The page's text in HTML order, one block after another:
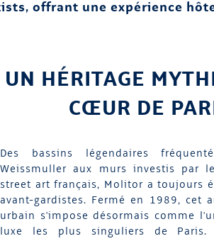
offrant une expérience
UN HÉRITAGE
CŒUR DE
Des bassins légendaires
Weissmuller aux murs investis par
street art français, Molitor a toujours
avant-gardistes. Fermé en 1989, cet
urbain s'impose désormais comme
luxe les plus singuliers de Paris.